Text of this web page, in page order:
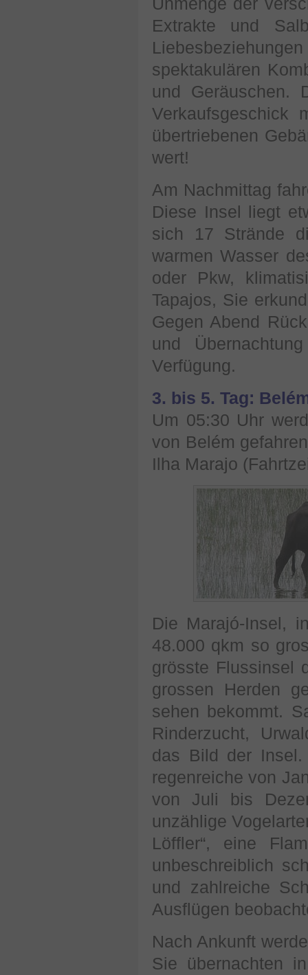
Extrakte und
spektakulären
und Geräuschen.
Verkaufsgeschick
übertriebenen
wert!
Am Nachmittag
Diese Insel liegt
sich 17 Strände
warmen Wasser
oder Pkw,
Tapajos, Sie
Gegen Abend
und
Verfügung.
3. bis 5. Tag:
Um 05:30 Uhr
von Belém
Ilha Marajo
Die Marajó-Insel,
48.000 qkm so
grösste Flussinsel
grossen Herden
sehen bekommt.
Rinderzucht,
das Bild der
regenreiche von
von Juli bis
unzählige
Löffler“, eine
unbeschreiblich
und zahlreiche
Ausflügen
Nach Ankunft
Sie übernachten